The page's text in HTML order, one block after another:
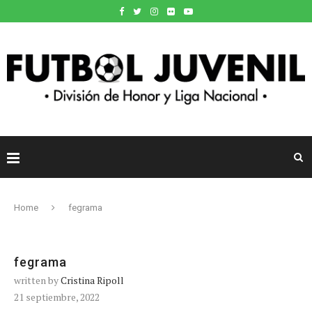
Home fegrama
fegrama
written byCristina Ripoll
21 septiembre, 2022